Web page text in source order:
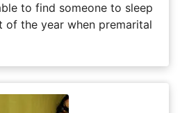
to find someone to sleep
of the year when premarital